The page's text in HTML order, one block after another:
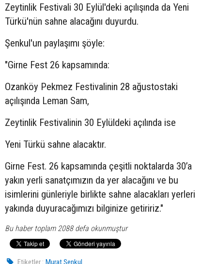
Zeytinlik Festivali 30 Eylül'deki açılışında da Yeni
Türkü'nün sahne alacağını duyurdu.
Şenkul'un paylaşımı şöyle:
"Girne Fest 26 kapsamında:
Ozanköy Pekmez Festivalinin 28 ağustostaki
açılışında Leman Sam,
Zeytinlik Festivalinin 30 Eylüldeki açılında ise
Yeni Türkü sahne alacaktır.
Girne Fest. 26 kapsamında çeşitli noktalarda 30’a
yakın yerli sanatçımızın da yer alacağını ve bu
isimlerini günleriyle birlikte sahne alacakları yerleri
yakında duyuracağımızı bilginize getiririz."
Bu haber toplam 2088 defa okunmuştur
Etiketler : Murat Şenkul